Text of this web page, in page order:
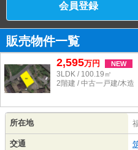
会員登録
販売物件一覧
2,595万円 NEW
3LDK / 100.19㎡
2階建 / 中古一戸建/木造
所在地
交通